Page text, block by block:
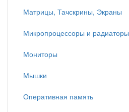
Матрицы, Тачскрины, Экраны
Микропроцессоры и радиаторы
Мониторы
Мышки
Оперативная память